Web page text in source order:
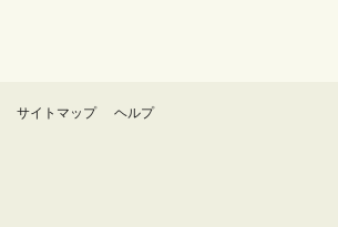
サイトマップ ヘルプ